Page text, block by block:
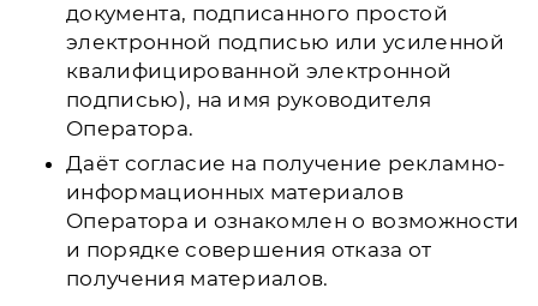
документа, подписанного простой
электронной подписью или усиленной
квалифицированной электронной
подписью), на имя руководителя
Оператора.
Даёт согласие на получение рекламно-
информационных материалов
Оператора и ознакомлен о возможности
и порядке совершения отказа от
получения материалов.